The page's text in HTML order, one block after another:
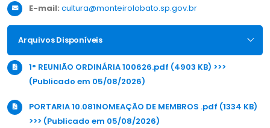
E-mail: cultura@monteirolobato.sp.gov.br
Arquivos Disponíveis
1° REUNIÃO ORDINÁRIA 100626.pdf (4903 KB) >>>
(Publicado em 05/08/2026)
PORTARIA 10.081NOMEAÇÃO DE MEMBROS .pdf (1334 KB)
>>> (Publicado em 05/08/2026)